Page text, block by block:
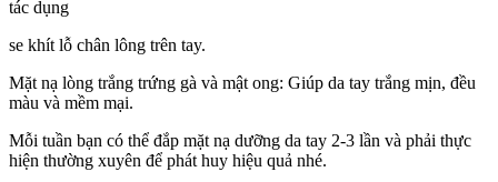
tác dụng
se khít lỗ chân lông trên tay.
Mặt nạ lòng trắng trứng gà và mật ong: Giúp da tay trắng mịn, đều
màu và mềm mại.
Mỗi tuần bạn có thể đắp mặt nạ dưỡng da tay 2-3 lần và phải thực
hiện thường xuyên để phát huy hiệu quả nhé.